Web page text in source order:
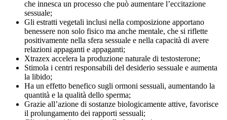
che innesca un processo che può aumentare l’eccitazione
sessuale;
Gli estratti vegetali inclusi nella composizione apportano
benessere non solo fisico ma anche mentale, che si riflette
positivamente nella sfera sessuale e nella capacità di avere
relazioni appaganti e appaganti;
Xtrazex accelera la produzione naturale di testosterone;
Stimola i centri responsabili del desiderio sessuale e aumenta
la libido;
Ha un effetto benefico sugli ormoni sessuali, aumentando la
quantità e la qualità dello sperma;
Grazie all’azione di sostanze biologicamente attive, favorisce
il prolungamento dei rapporti sessuali;